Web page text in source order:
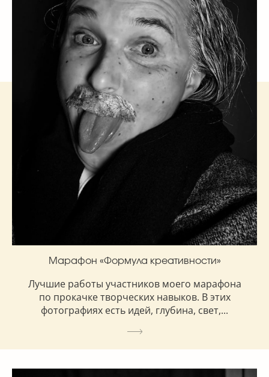
Марафон «Формула креативности»
Лучшие работы участников моего марафона
по прокачке творческих навыков. В этих
фотографиях есть идей, глубина, свет,...